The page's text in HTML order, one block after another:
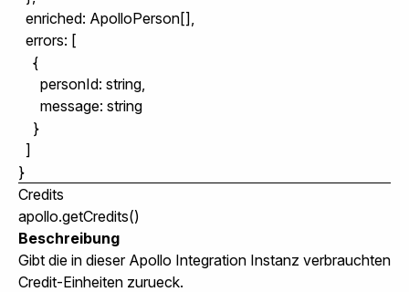
  enriched: ApolloPerson[],
  errors: [
    {
      personId: string,
      message: string
    }
  ]
Credits
apollo.getCredits()
Beschreibung
Gibt die in dieser Apollo Integration Instanz verbrauchten
Credit-Einheiten zurueck.